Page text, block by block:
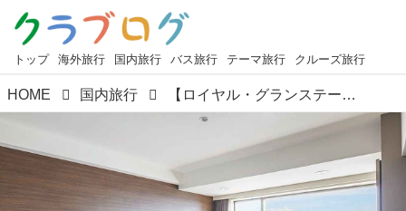
トップ 海外旅行 国内旅行 バス旅行 テーマ旅行 クルーズ旅行
HOME 国内旅行 【ロイヤル・グランステージ 四季の華】復路グランクラス利用の北海道の旅や「1名様1室」で泊まれる担当者おすすめツアー